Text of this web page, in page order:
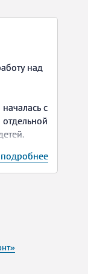
с ним и
над
с
отдельной
что для
нечасто
подробнее